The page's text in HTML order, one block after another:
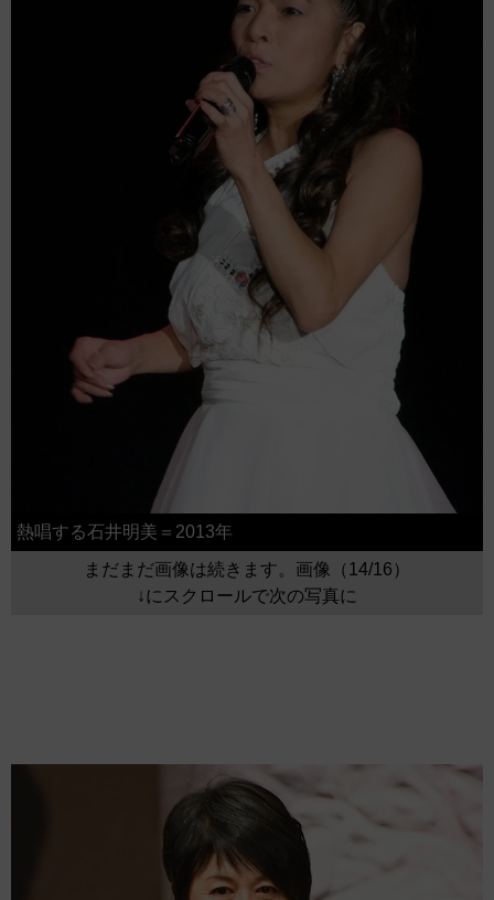
熱唱する石井明美＝2013年
まだまだ画像は続きます。画像（14/16）
↓にスクロールで次の写真に